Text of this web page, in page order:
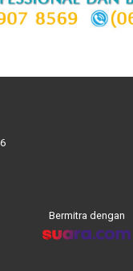
Bermitra dengan